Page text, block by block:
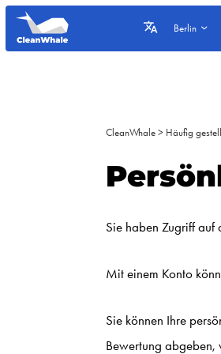
Berlin
CleanWhale > Häufig
Sie haben Zugriff auf
Mit einem Konto
Sie können Ihre
Bewertung abgeben,